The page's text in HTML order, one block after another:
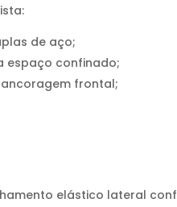
de aço;
espaço confinado;
frontal;
elástico lateral